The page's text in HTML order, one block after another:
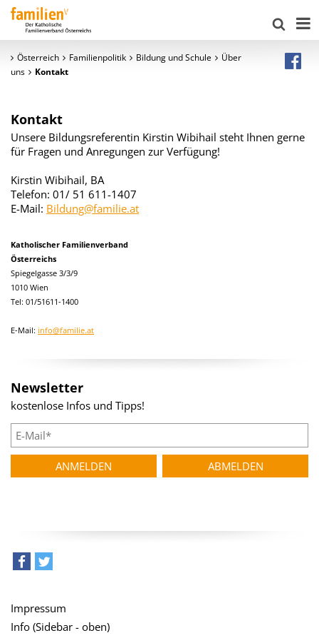
Österreich Familienpolitik Bildung und Schule
Über
uns
Kontakt
Kontakt
Unsere Bildungsreferentin Kirstin Wibihail steht Ihnen gerne
für Fragen und Anregungen zur Verfügung!
Kirstin Wibihail, BA
Telefon: 01/ 51 611-1407
E-Mail: Bildung@familie.at
Katholischer Familienverband
Österreichs
Spiegelgasse 3/3/9
1010 Wien
Tel: 01/51611-1400
E-Mail: info@familie.at
Newsletter
kostenlose Infos und Tipps!
Impressum
Info (Sidebar - oben)